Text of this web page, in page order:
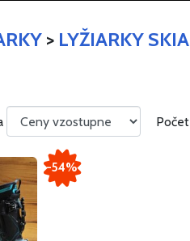
> LYŽIARKY
-54%